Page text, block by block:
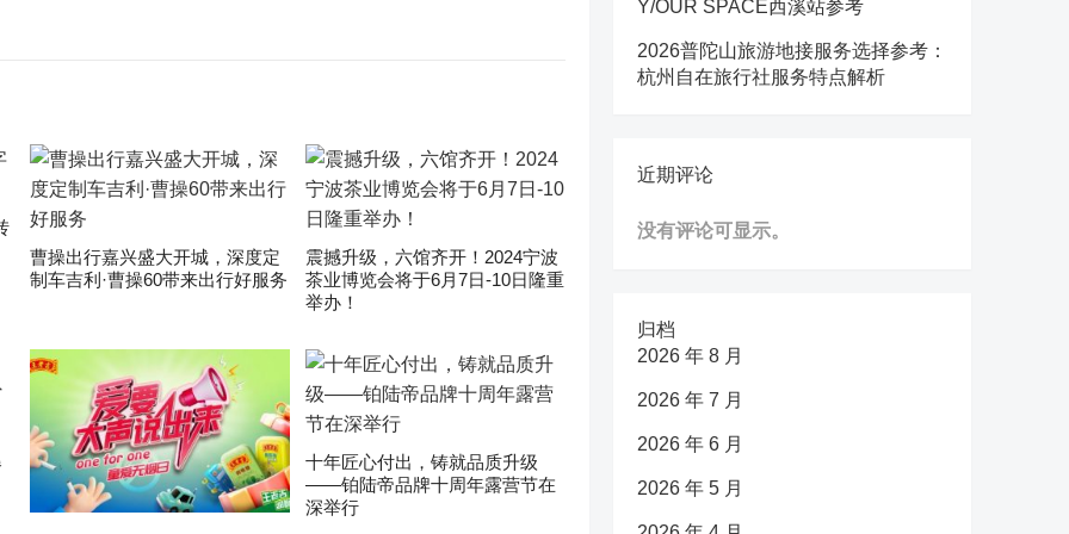
曹操出行嘉兴盛大开城，深度定
制车吉利·曹操60带来出行好服务
震撼升级，六馆齐开！2024宁波
茶业博览会将于6月7日-10日隆重
举办！
十年匠心付出，铸就品质升级
——铂陆帝品牌十周年露营节在
深举行
Y/OUR SPACE西溪站参考
2026普陀山旅游地接服务选择参考：
杭州自在旅行社服务特点解析
近期评论
没有评论可显示。
归档
2026 年 8 月
2026 年 7 月
2026 年 6 月
2026 年 5 月